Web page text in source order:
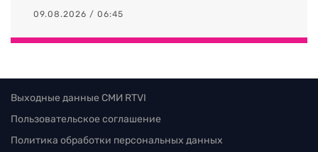
09.08.2026 / 06:45
Выходные данные СМИ RTVI
Пользовательское соглашение
Политика обработки персональных данных